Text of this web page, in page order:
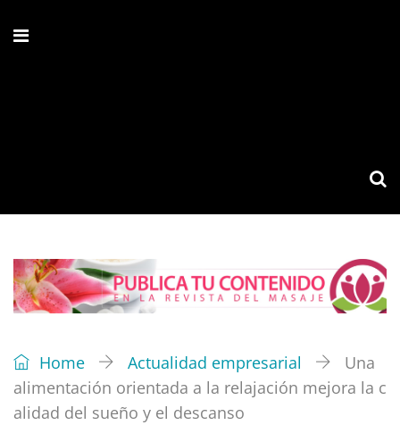
Home Actualidad empresarial
Una
alimentación orientada a la relajación mejora la c
alidad del sueño y el descanso